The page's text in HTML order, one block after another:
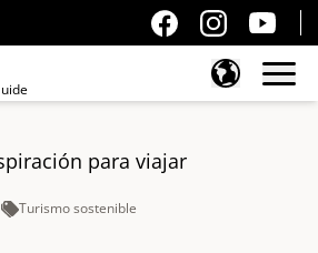
para viajar
Turismo sostenible